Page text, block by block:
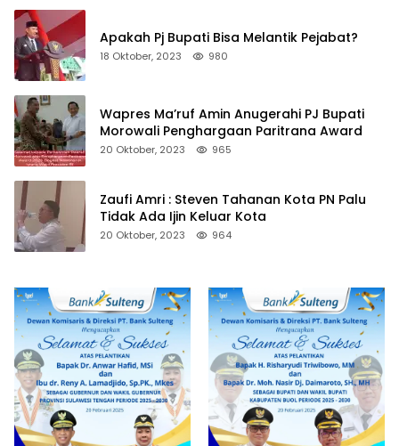
Apakah Pj Bupati Bisa Melantik Pejabat?
18 Oktober, 2023 980
Wapres Ma’ruf Amin Anugerahi PJ Bupati
Morowali Penghargaan Paritrana Award
20 Oktober, 2023 965
Zaufi Amri : Steven Tahanan Kota PN Palu
Tidak Ada Ijin Keluar Kota
20 Oktober, 2023 964